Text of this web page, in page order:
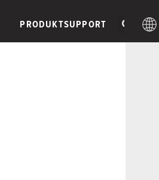
PRODUKTSUPPORT